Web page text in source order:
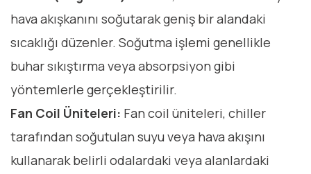
hava akışkanını soğutarak geniş bir alandaki
sıcaklığı düzenler. Soğutma işlemi genellikle
buhar sıkıştırma veya absorpsiyon gibi
yöntemlerle gerçekleştirilir.
Fan Coil Üniteleri: Fan coil üniteleri, chiller
tarafından soğutulan suyu veya hava akışını
kullanarak belirli odalardaki veya alanlardaki